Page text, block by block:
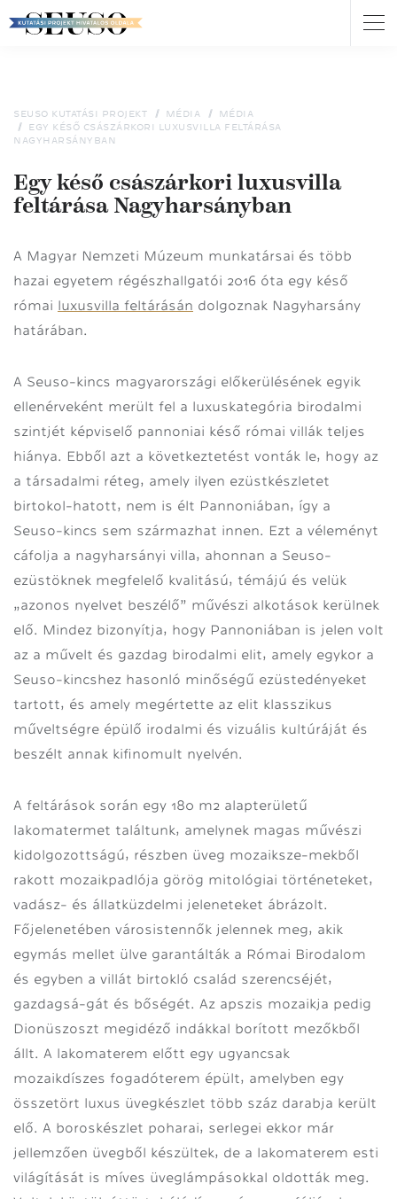
SEUSO KUTATÁSI PROJEKT MÉDIA
MÉDIA
EGY KÉSŐ CSÁSZÁRKORI LUXUSVILLA FELTÁRÁSA
NAGYHARSÁNYBAN
Egy késő császárkori luxusvilla
feltárása Nagyharsányban
A Magyar Nemzeti Múzeum munkatársai és több
hazai egyetem régészhallgatói 2016 óta egy késő
római luxusvilla feltárásán dolgoznak Nagyharsány
határában.
A Seuso-kincs magyarországi előkerülésének egyik
ellenérveként merült fel a luxuskategória birodalmi
szintjét képviselő pannoniai késő római villák teljes
hiánya. Ebből azt a következtetést vonták le, hogy az
a társadalmi réteg, amely ilyen ezüstkészletet
birtokol-hatott, nem is élt Pannoniában, így a
Seuso-kincs sem származhat innen. Ezt a véleményt
cáfolja a nagyharsányi villa, ahonnan a Seuso-
ezüstöknek megfelelő kvalitású, témájú és velük
„azonos nyelvet beszélő” művészi alkotások kerülnek
elő. Mindez bizonyítja, hogy Pannoniában is jelen volt
az a művelt és gazdag birodalmi elit, amely egykor a
Seuso-kincshez hasonló minőségű ezüstedényeket
tartott, és amely megértette az elit klasszikus
műveltségre épülő irodalmi és vizuális kultúráját és
beszélt annak kifinomult nyelvén.
A feltárások során egy 180 m2 alapterületű
lakomatermet találtunk, amelynek magas művészi
kidolgozottságú, részben üveg mozaiksze-mekből
rakott mozaikpadlója görög mitológiai történeteket,
vadász- és állatküzdelmi jeleneteket ábrázolt.
Főjelenetében városistennők jelennek meg, akik
egymás mellet ülve garantálták a Római Birodalom
és egyben a villát birtokló család szerencséjét,
gazdagsá-gát és bőségét. Az apszis mozaikja pedig
Dionüszoszt megidéző indákkal borított mezőkből
állt. A lakomaterem előtt egy ugyancsak
mozaikdíszes fogadóterem épült, amelyben egy
összetört luxus üvegkészlet több száz darabja került
elő. A boroskészlet poharai, serlegei ekkor már
jellemzően üvegből készültek, de a lakomaterem esti
világítását is míves üveglámpásokkal oldották meg.